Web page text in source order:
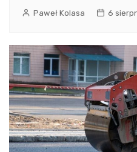
Paweł Kolasa 6